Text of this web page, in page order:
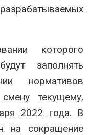
которого
заполнять
нормативов
текущему,
2022 года. В
на сокращение